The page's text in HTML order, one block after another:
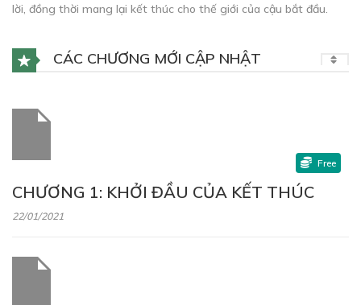
lời, đồng thời mang lại kết thúc cho thế giới của cậu bắt đầu.
CÁC CHƯƠNG MỚI CẬP NHẬT
CHƯƠNG 1: KHỞI ĐẦU CỦA KẾT THÚC
22/01/2021
Free